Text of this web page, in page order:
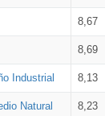
8,67
8,69
Industrial 8,13
Natural 8,23